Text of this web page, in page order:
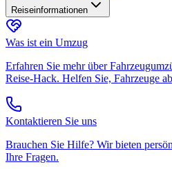
Reiseinformationen
Was ist ein Umzug
Erfahren Sie mehr über
Reise-Hack. Helfen Sie, Fahrzeuge
Kontaktieren Sie uns
Brauchen Sie Hilfe? Wir bieten
Ihre Fragen.